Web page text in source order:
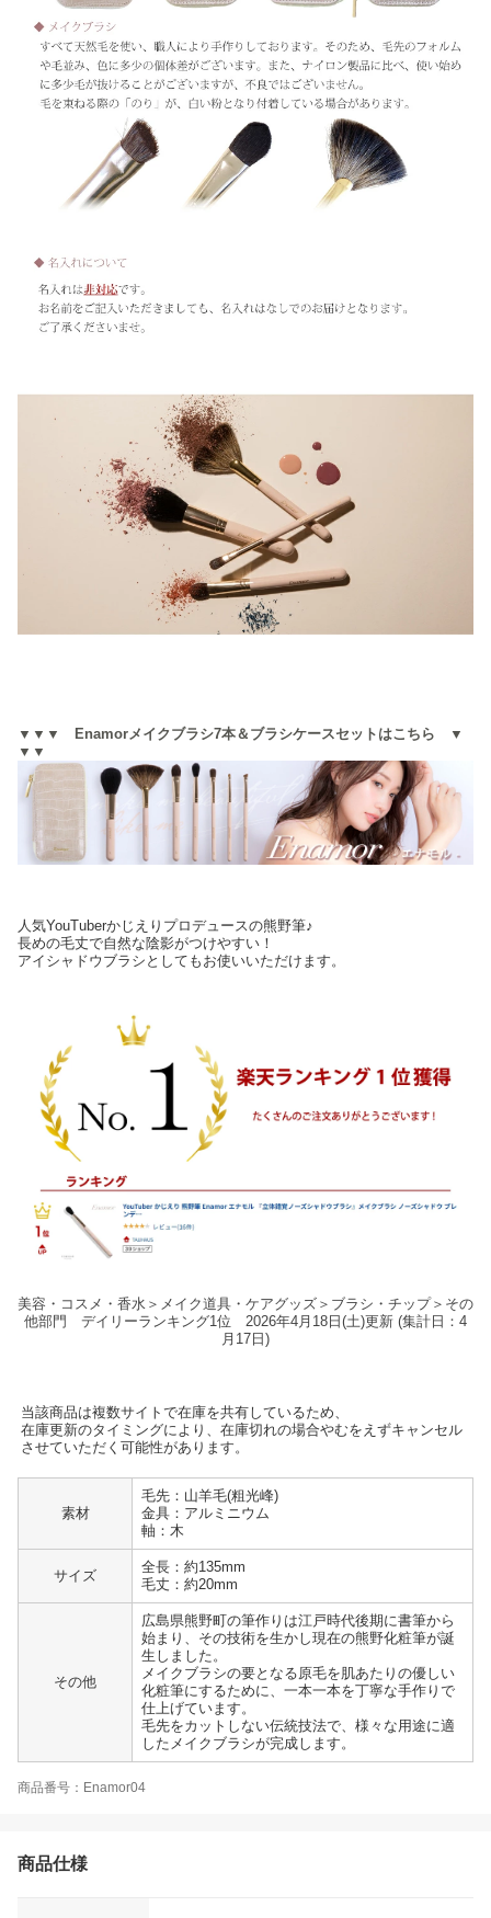
▼▼▼ Enamorメイクブラシ7本＆ブラシケースセットはこちら ▼
▼▼
人気YouTuberかじえりプロデュースの熊野筆♪
長めの毛丈で自然な陰影がつけやすい！
アイシャドウブラシとしてもお使いいただけます。
美容・コスメ・香水＞メイク道具・ケアグッズ＞ブラシ・チップ＞その
他部門 デイリーランキング1位 2026年4月18日(土)更新 (集計日：4
月17日)
当該商品は複数サイトで在庫を共有しているため、
在庫更新のタイミングにより、在庫切れの場合やむをえずキャンセル
させていただく可能性があります。
素材
毛先：山羊毛(粗光峰)
金具：アルミニウム
軸：木
サイズ
全長：約135mm
毛丈：約20mm
その他
広島県熊野町の筆作りは江戸時代後期に書筆から
始まり、その技術を生かし現在の熊野化粧筆が誕
生しました。
メイクブラシの要となる原毛を肌あたりの優しい
化粧筆にするために、一本一本を丁寧な手作りで
仕上げています。
毛先をカットしない伝統技法で、様々な用途に適
したメイクブラシが完成します。
商品番号：Enamor04
商品仕様